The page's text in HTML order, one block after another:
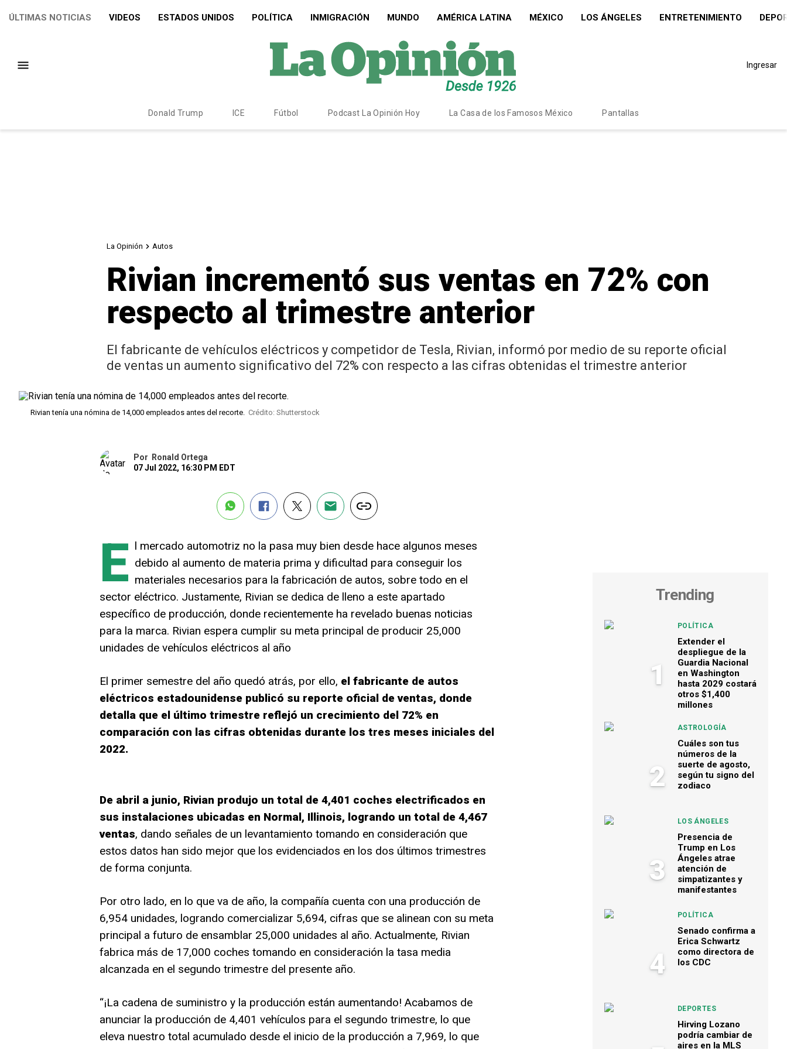
ÚLTIMAS NOTICIAS VIDEOS ESTADOS UNIDOS POLÍTICA INMIGRACIÓN MUNDO AMÉRICA LATINA MÉXICO LOS ÁNGELES ENTRETENIMIENTO
Ingresar
Donald Trump ICE Fútbol Podcast La Opinión Hoy La Casa de los Famosos México Pantallas
La Opinión Autos
Rivian incrementó sus ventas en 72% con
respecto al trimestre anterior
El fabricante de vehículos eléctricos y competidor de Tesla, Rivian, informó por medio de su reporte oficial
de ventas un aumento significativo del 72% con respecto a las cifras obtenidas el trimestre anterior
Rivian tenía una nómina de 14,000 empleados antes del recorte. Crédito: Shutterstock
Por
Ronald Ortega
07 Jul 2022, 16:30 PM EDT
E l mercado automotriz no la pasa muy bien desde hace algunos meses
debido al aumento de materia prima y dificultad para conseguir los
materiales necesarios para la fabricación de autos, sobre todo en el
sector eléctrico. Justamente, Rivian se dedica de lleno a este apartado
específico de producción, donde recientemente ha revelado buenas noticias
para la marca. Rivian espera cumplir su meta principal de producir 25,000
unidades de vehículos eléctricos al año
El primer semestre del año quedó atrás, por ello, el fabricante de autos
eléctricos estadounidense publicó su reporte oficial de ventas, donde
detalla que el último trimestre reflejó un crecimiento del 72% en
comparación con las cifras obtenidas durante los tres meses iniciales del
2022.
De abril a junio, Rivian produjo un total de 4,401 coches electrificados en
sus instalaciones ubicadas en Normal, Illinois, logrando un total de 4,467
ventas, dando señales de un levantamiento tomando en consideración que
estos datos han sido mejor que los evidenciados en los dos últimos trimestres
de forma conjunta.
Por otro lado, en lo que va de año, la compañía cuenta con una producción de
6,954 unidades, logrando comercializar 5,694, cifras que se alinean con su meta
principal a futuro de ensamblar 25,000 unidades al año. Actualmente, Rivian
fabrica más de 17,000 coches tomando en consideración la tasa media
alcanzada en el segundo trimestre del presente año.
“¡La cadena de suministro y la producción están aumentando! Acabamos de
anunciar la producción de 4,401 vehículos para el segundo trimestre, lo que
eleva nuestro total acumulado desde el inicio de la producción a 7,969, lo que
Trending
1
POLÍTICA
Extender el
despliegue de la
Guardia Nacional
en Washington
hasta 2029 costará
otros $1,400
millones
2
ASTROLOGÍA
Cuáles son tus
números de la
suerte de agosto,
según tu signo del
zodiaco
3
LOS ÁNGELES
Presencia de
Trump en Los
Ángeles atrae
atención de
simpatizantes y
manifestantes
4
POLÍTICA
Senado confirma a
Erica Schwartz
como directora de
los CDC
DEPORTES
Hirving Lozano
podría cambiar de
aires en la MLS